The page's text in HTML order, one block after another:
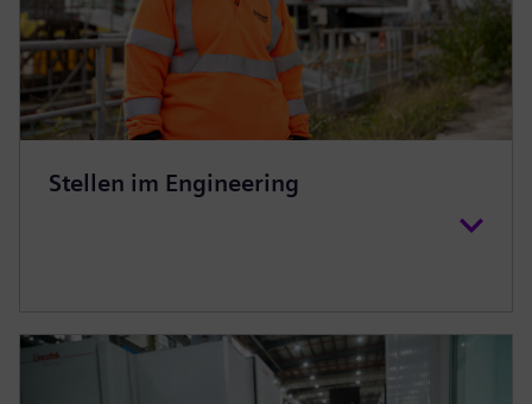
Stellen im Engineering